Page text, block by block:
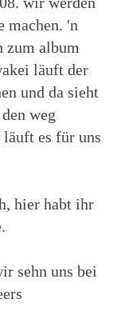
machen. 'n
zum album
läuft der
und da sieht
weg
es für uns
hier habt ihr
sehn uns bei